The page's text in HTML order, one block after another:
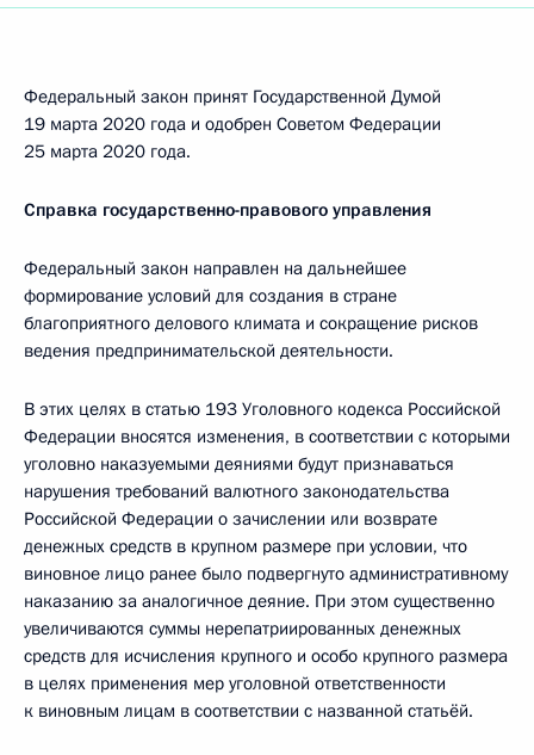
Федеральный закон принят Государственной Думой
19 марта 2020 года и одобрен Советом Федерации
25 марта 2020 года.
Справка государственно-правового управления
Федеральный закон направлен на дальнейшее
формирование условий для создания в стране
благоприятного делового климата и сокращение рисков
ведения предпринимательской деятельности.
В этих целях в статью 193 Уголовного кодекса Российской
Федерации вносятся изменения, в соответствии с которыми
уголовно наказуемыми деяниями будут признаваться
нарушения требований валютного законодательства
Российской Федерации о зачислении или возврате
денежных средств в крупном размере при условии, что
виновное лицо ранее было подвергнуто административному
наказанию за аналогичное деяние. При этом существенно
увеличиваются суммы нерепатриированных денежных
средств для исчисления крупного и особо крупного размера
в целях применения мер уголовной ответственности
к виновным лицам в соответствии с названной статьёй.